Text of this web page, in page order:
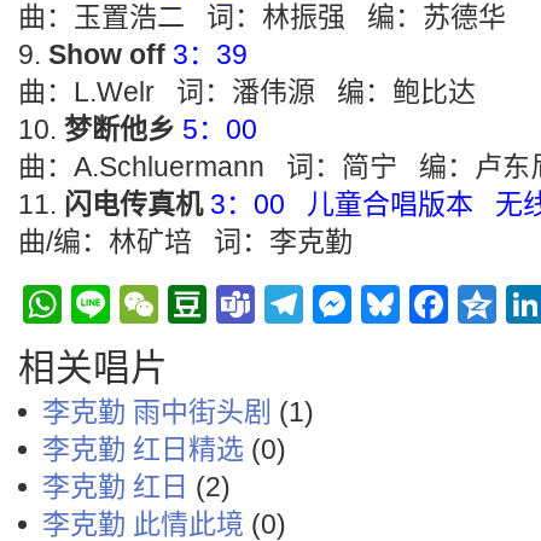
曲：玉置浩二 词：林振强 编：苏德华
Show off 3：39
曲：L.Welr 词：潘伟源 编：鲍比达
梦断他乡 5：00
曲：A.Schluermann 词：简宁 编：卢东
闪电传真机 3：00 儿童合唱版本 无
曲/编：林矿培 词：李克勤
WhatsApp
LineWeChat
Douban
TeamsTelegramBluesky
相关唱片
李克勤 雨中街头剧 (1)
李克勤 红日精选 (0)
李克勤 红日 (2)
李克勤 此情此境 (0)